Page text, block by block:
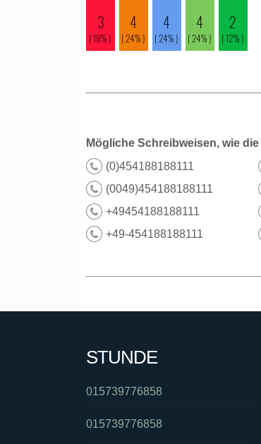
Mögliche Schreibweisen, wie
(0)454188188111
(0049)454188188111
+49454188188111
+49-454188188111
STUNDE
015739776858
015739776858